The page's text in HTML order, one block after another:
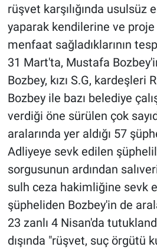
rüşvet karşılığında usulsüz
yaparak kendilerine ve
menfaat sağladıklarının
31 Mart'ta, Mustafa
Bozbey, kızı S.G, kardeşleri
Bozbey ile bazı belediye
verdiği öne sürülen çok
aralarında yer aldığı 57
Adliyeye sevk edilen
sorgusunun ardından
sulh ceza hakimliğine sevk
şüpheliden Bozbey'in de
23 zanlı 4 Nisan'da
dışında "rüşvet, suç örgütü